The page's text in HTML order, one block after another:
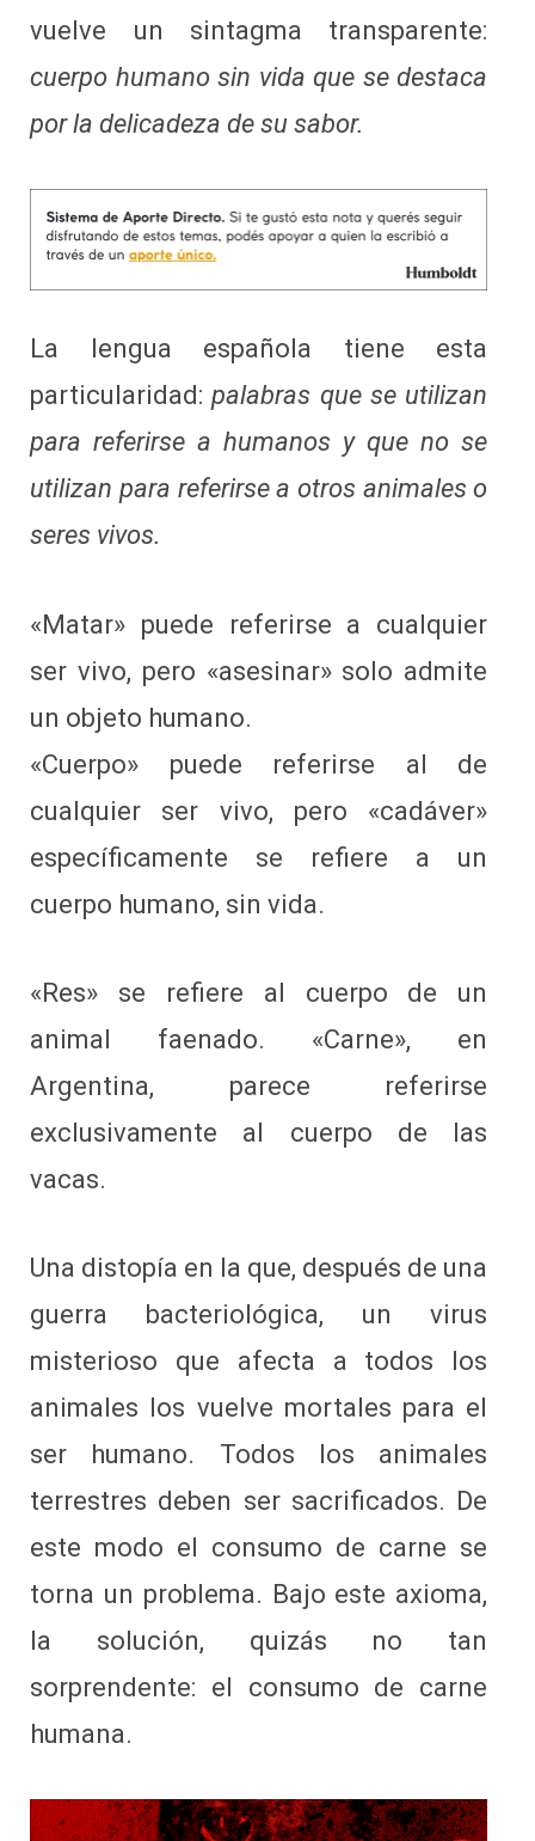
vuelve un sintagma transparente:
cuerpo humano sin vida que se destaca
por la delicadeza de su sabor.
La lengua española tiene esta
particularidad:palabras que se utilizan
para referirse a humanos y que no se
utilizan para referirse a otros animales o
seres vivos.
«Matar» puede referirse a cualquier
ser vivo, pero «asesinar» solo admite
un objeto humano.
«Cuerpo» puede referirse al de
cualquier ser vivo, pero «cadáver»
específicamente se refiere a un
cuerpo humano, sin vida.
«Res» se refiere al cuerpo de un
animal faenado. «Carne», en
Argentina, parece referirse
exclusivamente al cuerpo de las
vacas.
Una distopía en la que, después de una
guerra bacteriológica, un virus
misterioso que afecta a todos los
animales los vuelve mortales para el
ser humano. Todos los animales
terrestres deben ser sacrificados. De
este modo el consumo de carne se
torna un problema. Bajo este axioma,
la solución, quizás no tan
sorprendente: el consumo de carne
humana.